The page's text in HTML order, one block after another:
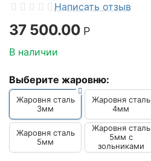
Написать отзыв
37 500.00 Р
В наличии
Выберите жаровню:
Жаровня сталь
3мм
Жаровня сталь
4мм
Жаровня сталь
5мм
Жаровня сталь
5мм с
зольниками